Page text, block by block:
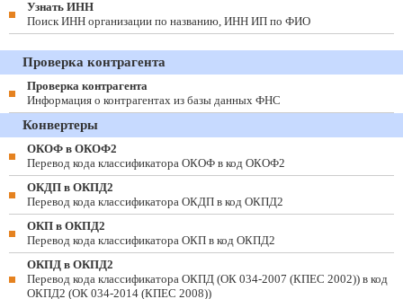
Узнать ИНН
Поиск ИНН организации по названию, ИНН ИП по ФИО
Проверка контрагента
Проверка контрагента
Информация о контрагентах из базы данных ФНС
Конвертеры
ОКОФ в ОКОФ2
Перевод кода классификатора ОКОФ в код ОКОФ2
ОКДП в ОКПД2
Перевод кода классификатора ОКДП в код ОКПД2
ОКП в ОКПД2
Перевод кода классификатора ОКП в код ОКПД2
ОКПД в ОКПД2
Перевод кода классификатора ОКПД (ОК 034-2007 (КПЕС 2002)) в код
ОКПД2 (ОК 034-2014 (КПЕС 2008))